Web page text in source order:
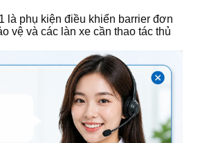
là phụ kiện điều khiển barrier đơn
vệ và các làn xe cần thao tác thủ